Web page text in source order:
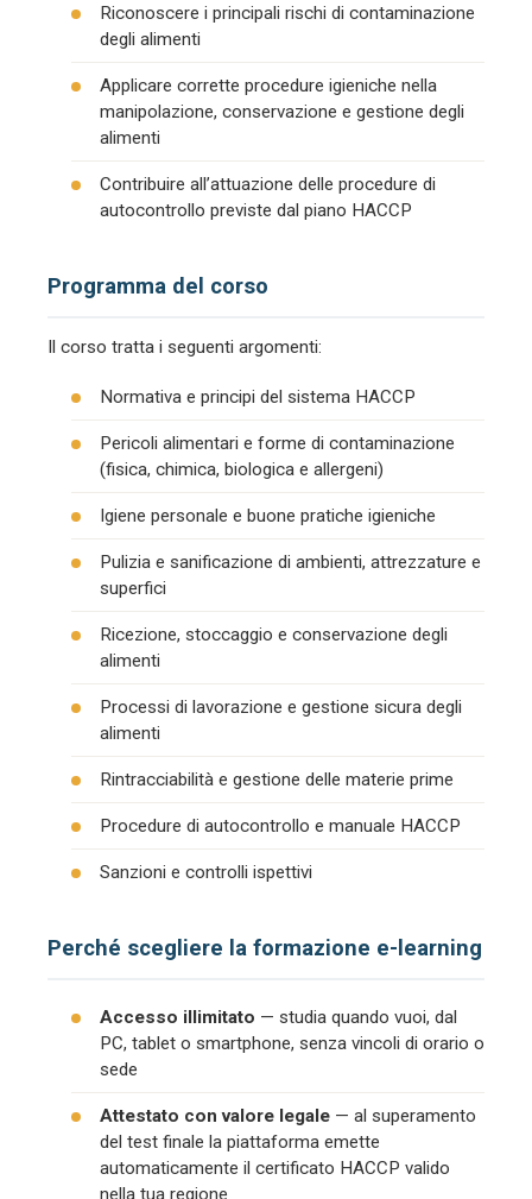
Riconoscere i principali rischi di contaminazione
degli alimenti
Applicare corrette procedure igieniche nella
manipolazione, conservazione e gestione degli
alimenti
Contribuire all’attuazione delle procedure di
autocontrollo previste dal piano HACCP
Programma del corso
Il corso tratta i seguenti argomenti:
Normativa e principi del sistema HACCP
Pericoli alimentari e forme di contaminazione
(fisica, chimica, biologica e allergeni)
Igiene personale e buone pratiche igieniche
Pulizia e sanificazione di ambienti, attrezzature e
superfici
Ricezione, stoccaggio e conservazione degli
alimenti
Processi di lavorazione e gestione sicura degli
alimenti
Rintracciabilità e gestione delle materie prime
Procedure di autocontrollo e manuale HACCP
Sanzioni e controlli ispettivi
Perché scegliere la formazione e-learning
Accesso illimitato — studia quando vuoi, dal
PC, tablet o smartphone, senza vincoli di orario o
sede
Attestato con valore legale — al superamento
del test finale la piattaforma emette
automaticamente il certificato HACCP valido
nella tua regione